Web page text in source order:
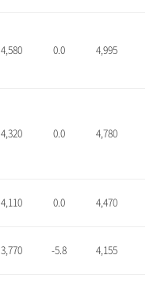
4,580 0.0 4,995
4,320 0.0 4,780
4,110 0.0 4,470
3,770 -5.8 4,155